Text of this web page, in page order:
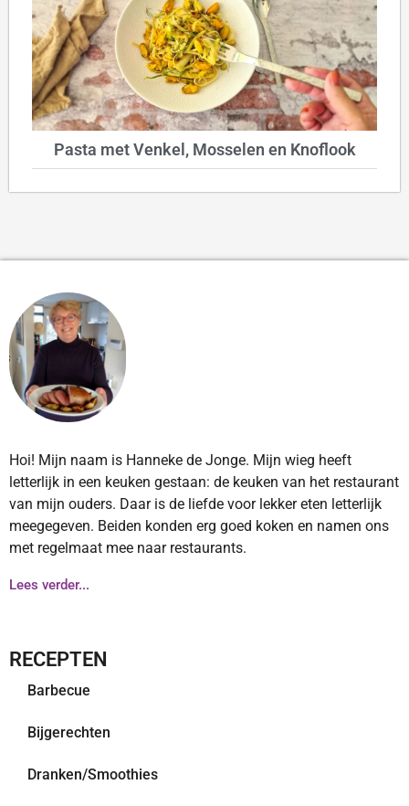
Pasta met Venkel, Mosselen en Knoflook
Hoi! Mijn naam is Hanneke de Jonge. Mijn wieg heeft
letterlijk in een keuken gestaan: de keuken van het restaurant
van mijn ouders. Daar is de liefde voor lekker eten letterlijk
meegegeven. Beiden konden erg goed koken en namen ons
met regelmaat mee naar restaurants.
Lees verder...
RECEPTEN
Barbecue
Bijgerechten
Dranken/Smoothies